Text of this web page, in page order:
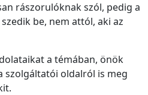
rászorulóknak szól, pedig a
be, nem attól, aki az
a témában, önök
szolgáltatói oldalról is meg